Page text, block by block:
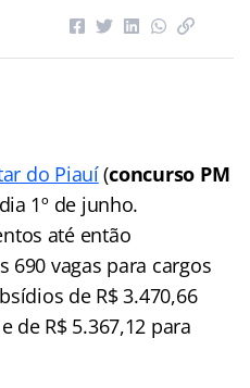
do Piauí(concurso PM
1º de junho.
até então
690 vagas para cargos
de R$ 3.470,66
de R$ 5.367,12 para